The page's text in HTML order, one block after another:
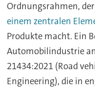
Ordnungsrahmen,
einem zentralen
Produkte macht. Ein
Automobilindustrie
21434:2021 (Road
Engineering), die in